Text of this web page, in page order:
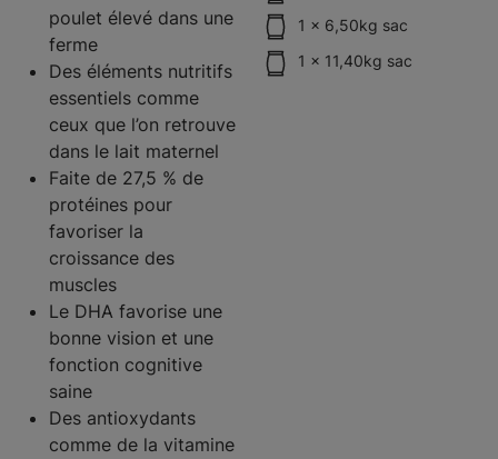
poulet élevé dans une
ferme
Des éléments nutritifs
essentiels comme
ceux que l’on retrouve
dans le lait maternel
Faite de 27,5 % de
protéines pour
favoriser la
croissance des
muscles
Le DHA favorise une
bonne vision et une
fonction cognitive
saine
Des antioxydants
comme de la vitamine
1 x 6,50kg sac
1 x 11,40kg sac